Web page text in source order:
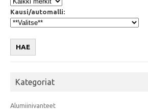
Kausi/automalli:
HAE
Kategoriat
Alumiinivanteet